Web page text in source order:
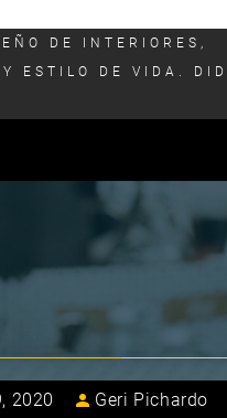
DE INTERIORES,
Y ESTILO DE VIDA. DID
2020 Geri Pichardo